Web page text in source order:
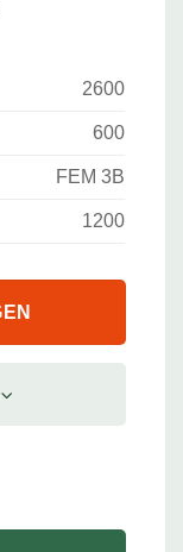
2600
600
FEM 3B
1200